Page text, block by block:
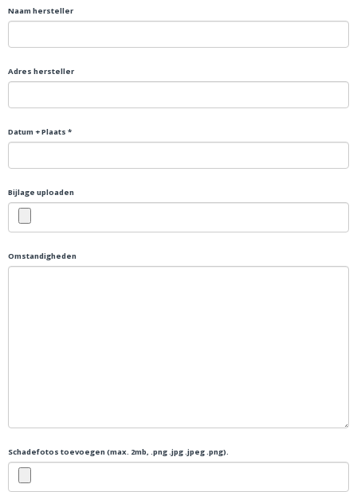
Naam hersteller
Adres hersteller
Datum + Plaats *
Bijlage uploaden
Omstandigheden
Schadefotos toevoegen (max. 2mb, .png .jpg .jpeg .png).